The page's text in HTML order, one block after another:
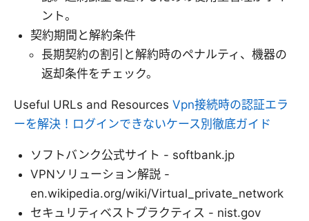
ント。
契約期間と解約条件
長期契約の割引と解約時のペナルティ、機器の
返却条件をチェック。
Useful URLs and Resources Vpn接続時の認証エラ
ーを解決！ログインできないケース別徹底ガイド
ソフトバンク公式サイト - softbank.jp
VPNソリューション解説 -
en.wikipedia.org/wiki/Virtual_private_network
セキュリティベストプラクティス - nist.gov